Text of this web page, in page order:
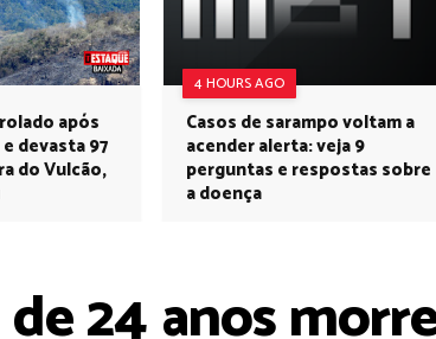
após
devasta 97
do Vulcão,
4 HOURS AGO
Casos de sarampo voltam a
acender alerta: veja 9
perguntas e respostas sobre
a doença
24 anos